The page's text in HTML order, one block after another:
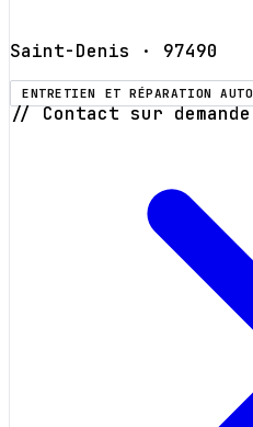
Saint-Denis · 97490
ENTRETIEN ET RÉPARATION AUTO
// Contact sur demande